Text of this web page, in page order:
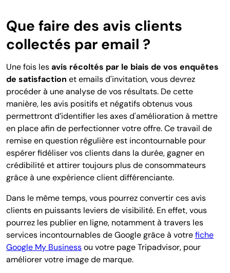
Que faire des avis clients
collectés par email ?
Une fois lesavis récoltés par le biais de vos enquêtes
de satisfaction et emails d'invitation, vous devrez
procéder à une analyse de vos résultats. De cette
manière, les avis positifs et négatifs obtenus vous
permettront d’identifier les axes d'amélioration à mettre
en place afin de perfectionner votre offre. Ce travail de
remise en question régulière est incontournable pour
espérer fidéliser vos clients dans la durée, gagner en
crédibilité et attirer toujours plus de consommateurs
grâce à une expérience client différenciante.
Dans le même temps, vous pourrez convertir ces avis
clients en puissants leviers de visibilité. En effet, vous
pourrez les publier en ligne, notamment à travers les
services incontournables de Google grâce à votrefiche
Google My Businessou votre page Tripadvisor, pour
améliorer votre image de marque.